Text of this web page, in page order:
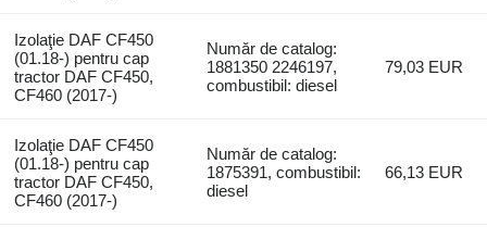
Izolaţie DAF CF450
(01.18-) pentru cap
tractor DAF CF450,
CF460 (2017-)
Număr de catalog:
1881350 2246197,
combustibil: diesel
79,03 EUR
Izolaţie DAF CF450
(01.18-) pentru cap
tractor DAF CF450,
CF460 (2017-)
Număr de catalog:
1875391, combustibil:
diesel
66,13 EUR